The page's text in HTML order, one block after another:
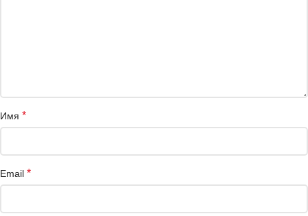
Имя *
Email *